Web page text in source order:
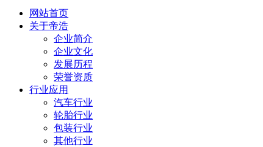
网站首页
关于帝浩
企业简介
企业文化
发展历程
荣誉资质
行业应用
汽车行业
轮胎行业
包装行业
其他行业